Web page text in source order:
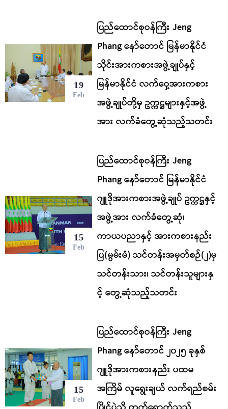
19
Feb
ပြည်ထောင်စုဝန်ကြီး Jeng
Phang နော်တောင် မြန်မာနိုင်ငံ
သိုင်းအားကစားအဖွဲ့ချုပ်နှင့်
မြန်မာနိုင်ငံ လက်ဝှေ့အားကစား
အဖွဲ့ချုပ်တို့မှ ဥက္ကဋ္ဌများနှင့်အဖွဲ့
အား လက်ခံတွေ့ဆုံသည့်သတင်း
15
Feb
ပြည်ထောင်စုဝန်ကြီး Jeng
Phang နော်တောင် မြန်မာနိုင်ငံ
ဂျူဒိုအားကစားအဖွဲ့ချုပ် ဥက္ကဋ္ဌနှင့်
အဖွဲ့အား လက်ခံတွေ့ဆုံ၊
ကာယပညာနှင့် အားကစားနည်း
ပြ(မွမ်းမံ) သင်တန်းအမှတ်စဉ်(၂)မှ
သင်တန်းသား၊ သင်တန်းသူများနှ
င့် တွေ့ဆုံသည့်သတင်း
15
Feb
ပြည်ထောင်စုဝန်ကြီး Jeng
Phang နော်တောင် ၂၀၂၅ ခုနှစ်
ဂျူဒိုအားကစားနည်း ပထမ
အကြိမ် လူရွေးချယ် လက်ရည်စမ်း